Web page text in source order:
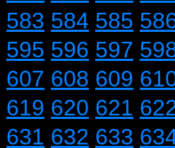
583 584 585
595 596 597
607 608 609
619 620 621
631 632 633